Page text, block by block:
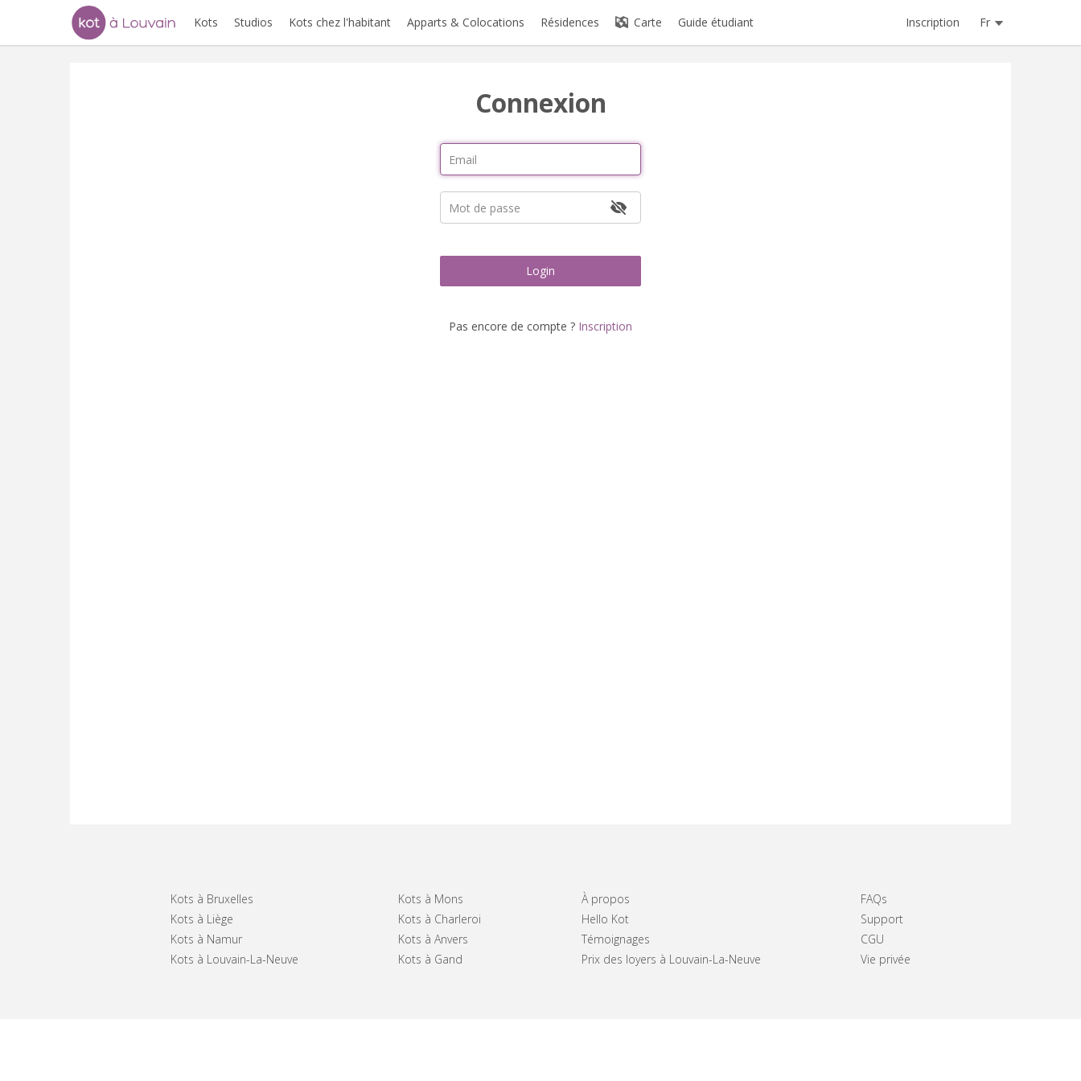
Kots Studios Kots chez l'habitant Apparts & Colocations Résidences Carte Guide étudiant Inscription Fr
Connexion
Login
Pas encore de compte ? Inscription
Kots à Bruxelles
Kots à Liège
Kots à Namur
Kots à Louvain-La-Neuve
Kots à Mons
Kots à Charleroi
Kots à Anvers
Kots à Gand
À propos
Hello Kot
Témoignages
Prix des loyers à Louvain-La-Neuve
FAQs
Support
CGU
Vie privée